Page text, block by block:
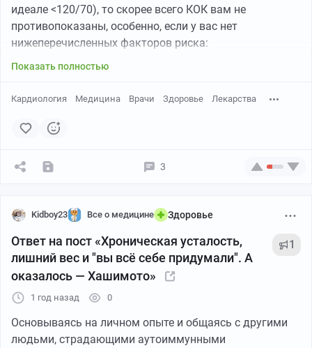
идеале <120/70), то скорее всего КОК вам не
противопоказаны, особенно, если у вас нет
нижеперечисленных факторов риска:
Показать полностью
Кардиология Медицина Врачи Здоровье Лекарства
3
Kidboy23 Все о медицине Здоровье
Ответ на пост «Хроническая усталость,
лишний вес и "вы всё себе придумали". А
оказалось — Хашимото»
1
1 год назад 0
Основываясь на личном опыте и общаясь с другими
людьми, страдающими аутоиммунными